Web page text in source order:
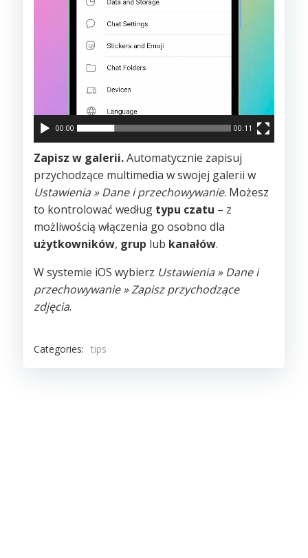
00:00 00:11
Zapisz w galerii.Automatycznie zapisuj
przychodzące multimedia w swojej galerii w
Ustawienia » Dane i przechowywanie. Możesz
to kontrolować według typu czatu – z
możliwością włączenia go osobno dla
użytkowników, grup lub kanałów.
W systemie iOS wybierz Ustawienia » Dane i
przechowywanie » Zapisz przychodzące
zdjęcia.
Categories: tips